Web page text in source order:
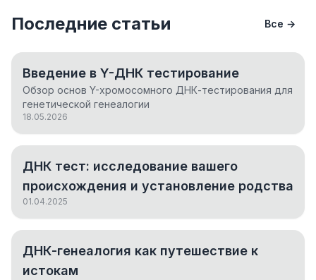
Последние статьи Все →
Введение в Y-ДНК тестирование
Обзор основ Y-хромосомного ДНК-тестирования для
генетической генеалогии
18.05.2026
ДНК тест: исследование вашего
происхождения и установление родства
01.04.2025
ДНК-генеалогия как путешествие к
истокам